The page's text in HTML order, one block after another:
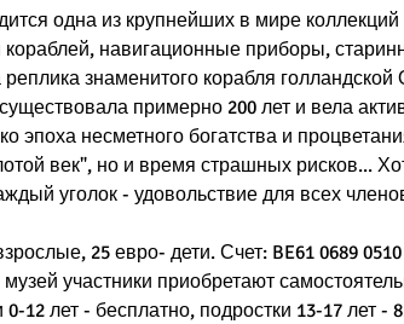
одна из крупнейших в мире коллекций
навигационные приборы,
знаменитого корабля
примерно 200 лет и вела
эпоха несметного богатства и
век", но и время страшных рисков...
уголок - удовольствие для всех
25 евро- дети. Счет: BE61 0689
участники приобретают
12 лет - бесплатно, подростки 13-17 лет -